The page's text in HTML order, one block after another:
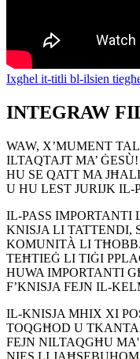
Ixgħel it-titli bl-ilsien
INTEGRAW
WAW, X’MUMENT
ILTAQTAJT MA’ ĠESÙ!
HU SE QATT MA
U HU LEST JURIJK
IL-PASS IMPORTANTI
KNISJA LI TATTENDI,
KOMUNITÀ LI
TEĦTIEĠ LI TIĠI
HUWA IMPORTANTI
F’KNISJA FEJN IL-
IL-KNISJA MHIX XI
TOQGĦOD U
FEJN NILTAQGĦU
NIES LI